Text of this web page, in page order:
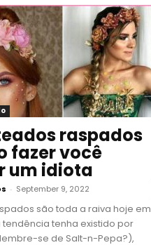
raspados
fazer você
um idiota
- September 9, 2022
são toda a raiva hoje em
tendência tenha existido por
se de Salt-n-Pepa?),